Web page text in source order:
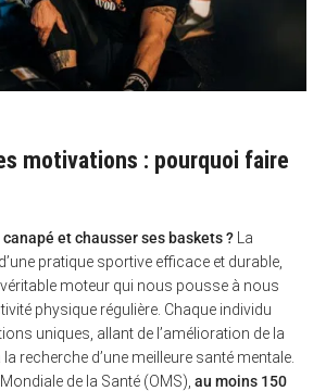
motivations : pourquoi faire
et chausser ses baskets ?La
pratique sportive efficace et durable,
moteur qui nous pousse à nous
physique régulière. Chaque individu
uniques, allant de l’amélioration de la
recherche d’une meilleure santé mentale.
de la Santé (OMS), au moins 150